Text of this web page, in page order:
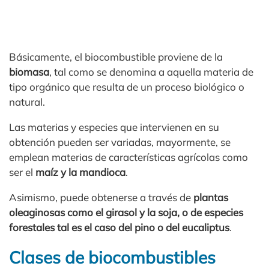
Básicamente, el biocombustible proviene de la
biomasa, tal como se denomina a aquella materia de
tipo orgánico que resulta de un proceso biológico o
natural.
Las materias y especies que intervienen en su
obtención pueden ser variadas, mayormente, se
emplean materias de características agrícolas como
ser el maíz y la mandioca.
Asimismo, puede obtenerse a través de plantas
oleaginosas como el girasol y la soja, o de especies
forestales tal es el caso del pino o del eucaliptus.
Clases de biocombustibles